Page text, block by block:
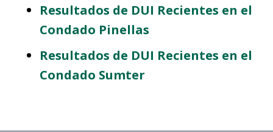
Resultados de DUI Recientes en el
Condado Pinellas
Resultados de DUI Recientes en el
Condado Sumter